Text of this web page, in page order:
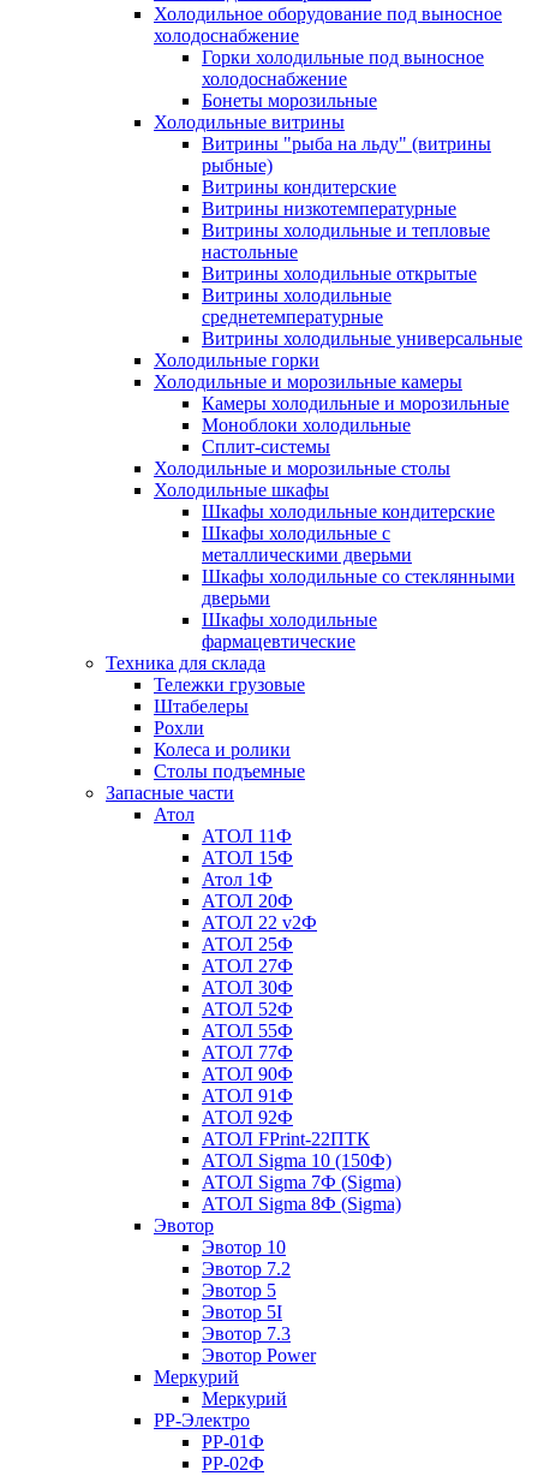
Холодильное оборудование под выносное
холодоснабжение
Горки холодильные под выносное
холодоснабжение
Бонеты морозильные
Холодильные витрины
Витрины "рыба на льду" (витрины
рыбные)
Витрины кондитерские
Витрины низкотемпературные
Витрины холодильные и тепловые
настольные
Витрины холодильные открытые
Витрины холодильные
среднетемпературные
Витрины холодильные универсальные
Холодильные горки
Холодильные и морозильные камеры
Камеры холодильные и морозильные
Моноблоки холодильные
Сплит-системы
Холодильные и морозильные столы
Холодильные шкафы
Шкафы холодильные кондитерские
Шкафы холодильные с
металлическими дверьми
Шкафы холодильные со стеклянными
дверьми
Шкафы холодильные
фармацевтические
Техника для склада
Тележки грузовые
Штабелеры
Рохли
Колеса и ролики
Столы подъемные
Запасные части
Атол
АТОЛ 11Ф
АТОЛ 15Ф
Атол 1Ф
АТОЛ 20Ф
АТОЛ 22 v2Ф
АТОЛ 25Ф
АТОЛ 27Ф
АТОЛ 30Ф
АТОЛ 52Ф
АТОЛ 55Ф
АТОЛ 77Ф
АТОЛ 90Ф
АТОЛ 91Ф
АТОЛ 92Ф
АТОЛ FPrint-22ПТК
АТОЛ Sigma 10 (150Ф)
АТОЛ Sigma 7Ф (Sigma)
АТОЛ Sigma 8Ф (Sigma)
Эвотор
Эвотор 10
Эвотор 7.2
Эвотор 5
Эвотор 5I
Эвотор 7.3
Эвотор Power
Меркурий
Меркурий
РР-Электро
РР-01Ф
РР-02Ф